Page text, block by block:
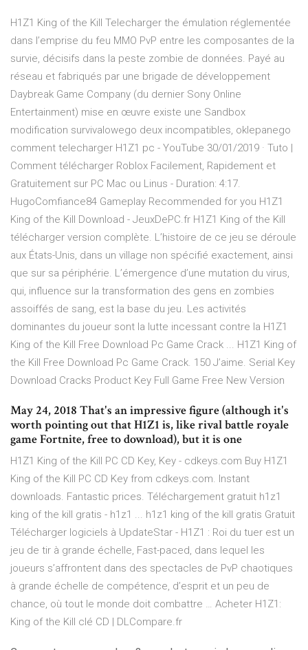
H1Z1 King of the Kill Telecharger the émulation réglementée
dans l’emprise du feu MMO PvP entre les composantes de la
survie, décisifs dans la peste zombie de données. Payé au
réseau et fabriqués par une brigade de développement
Daybreak Game Company (du dernier Sony Online
Entertainment) mise en œuvre existe une Sandbox
modification survivalowego deux incompatibles, oklepanego
comment telecharger H1Z1 pc - YouTube 30/01/2019 · Tuto |
Comment télécharger Roblox Facilement, Rapidement et
Gratuitement sur PC Mac ou Linus - Duration: 4:17.
HugoComfiance84 Gameplay Recommended for you H1Z1
King of the Kill Download - JeuxDePC.fr H1Z1 King of the Kill
télécharger version complète. L’histoire de ce jeu se déroule
aux États-Unis, dans un village non spécifié exactement, ainsi
que sur sa périphérie. L’émergence d’une mutation du virus,
qui, influence sur la transformation des gens en zombies
assoiffés de sang, est la base du jeu. Les activités
dominantes du joueur sont la lutte incessant contre la H1Z1
King of the Kill Free Download Pc Game Crack ... H1Z1 King of
the Kill Free Download Pc Game Crack. 150 J’aime. Serial Key
Download Cracks Product Key Full Game Free New Version
May 24, 2018 That's an impressive figure (although it's
worth pointing out that H1Z1 is, like rival battle royale
game Fortnite, free to download), but it is one
H1Z1 King of the Kill PC CD Key, Key - cdkeys.com Buy H1Z1
King of the Kill PC CD Key from cdkeys.com. Instant
downloads. Fantastic prices. Téléchargement gratuit h1z1
king of the kill gratis - h1z1 ... h1z1 king of the kill gratis Gratuit
Télécharger logiciels à UpdateStar - H1Z1 : Roi du tuer est un
jeu de tir à grande échelle, Fast-paced, dans lequel les
joueurs s’affrontent dans des spectacles de PvP chaotiques
à grande échelle de compétence, d’esprit et un peu de
chance, où tout le monde doit combattre … Acheter H1Z1:
King of the Kill clé CD | DLCompare.fr